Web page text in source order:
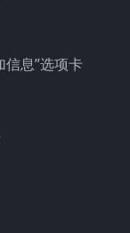
信息”选项卡